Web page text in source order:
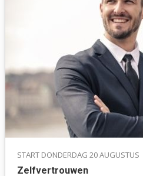
Zelfvertrouwen
START DONDERDAG 20 AUGUSTUS